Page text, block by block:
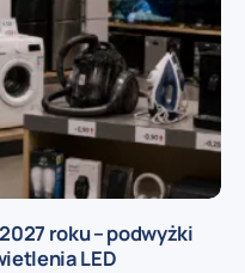
roku – podwyżki
LED